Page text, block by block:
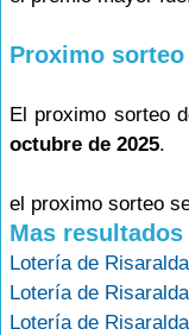
Proximo sorteo
El proximo sorteo
octubre de 2025.
el proximo sorteo
Mas resultados
Lotería de
Lotería de
Lotería de